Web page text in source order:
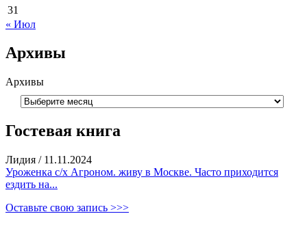
31
« Июл
Архивы
Архивы
Гостевая книга
Лидия / 11.11.2024
Уроженка с/х Агроном. живу в Москве. Часто приходится
ездить на...
Оставьте свою запись >>>